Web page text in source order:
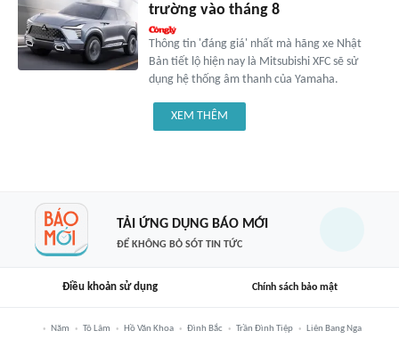
trường vào tháng 8
Thông tin 'đáng giá' nhất mà hãng xe Nhật
Bản tiết lộ hiện nay là Mitsubishi XFC sẽ sử
dụng hệ thống âm thanh của Yamaha.
XEM THÊM
TẢI ỨNG DỤNG BÁO MỚI
ĐỂ KHÔNG BỎ SÓT TIN TỨC
Điều khoản sử dụng Chính sách bảo mật
Năm Tô Lâm Hồ Văn Khoa Đình Bắc Trần Đình Tiệp Liên Bang Nga